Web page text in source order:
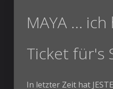
MAYA ...
Ticket für's
In letzter Zeit hat